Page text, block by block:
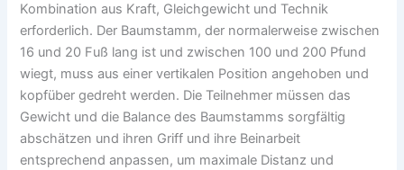
Kombination aus Kraft, Gleichgewicht und Technik
erforderlich. Der Baumstamm, der normalerweise zwischen
16 und 20 Fuß lang ist und zwischen 100 und 200 Pfund
wiegt, muss aus einer vertikalen Position angehoben und
kopfüber gedreht werden. Die Teilnehmer müssen das
Gewicht und die Balance des Baumstamms sorgfältig
abschätzen und ihren Griff und ihre Beinarbeit
entsprechend anpassen, um maximale Distanz und